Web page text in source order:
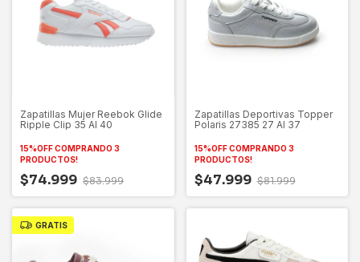
Zapatillas Mujer Reebok Glide
Ripple Clip 35 Al 40
15%OFF COMPRANDO 3
PRODUCTOS!
$74.999 $83.999
Zapatillas Deportivas Topper
Polaris 27385 27 Al 37
15%OFF COMPRANDO 3
PRODUCTOS!
$47.999 $81.999
GRATIS